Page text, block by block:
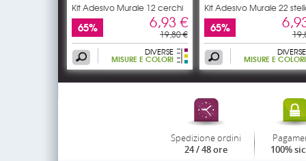
Kit Adesivo Murale 12 cerchi
65% 6,93 €
19,80 €
DIVERSE
MISURE E COLORI
Kit Adesivo Murale 22
65%
DIVERSE
MISURE E COLORI
Spedizione ordini
24 / 48 ore 100%